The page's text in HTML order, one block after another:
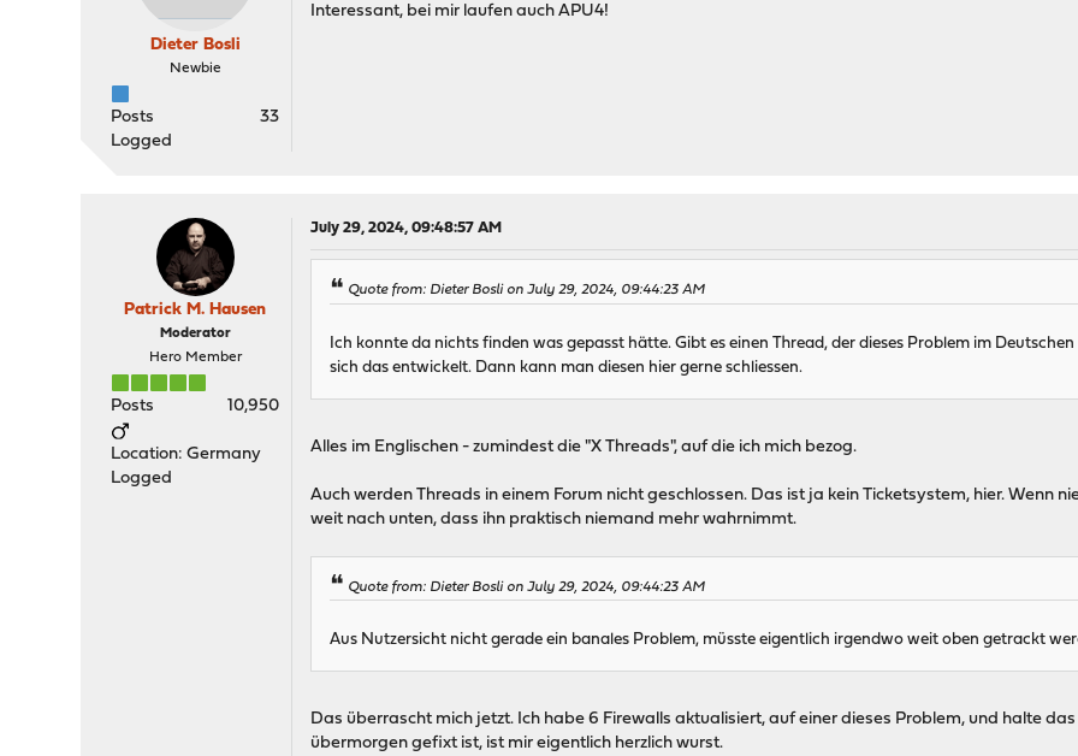
Dieter Bosli
Newbie
Posts
33
Logged
Interessant, bei mir laufen auch APU4!
Patrick M. Hausen
Moderator
Hero Member
Posts 10,950
Location: Germany
Logged
July 29, 2024, 09:48:57 AM
Quote from: Dieter Bosli on July 29, 2024, 09:44:23 AM
Ich konnte da nichts finden was gepasst hätte. Gibt es einen Thread, der dieses Problem im
sich das entwickelt. Dann kann man diesen hier gerne schliessen.
Alles im Englischen - zumindest die "X Threads", auf die ich mich bezog.
Auch werden Threads in einem Forum nicht geschlossen. Das ist ja kein Ticketsystem, hier. Wenn
weit nach unten, dass ihn praktisch niemand mehr wahrnimmt.
Quote from: Dieter Bosli on July 29, 2024, 09:44:23 AM
Aus Nutzersicht nicht gerade ein banales Problem, müsste eigentlich irgendwo weit oben getrackt
Das überrascht mich jetzt. Ich habe 6 Firewalls aktualisiert, auf einer dieses Problem, und halte
übermorgen gefixt ist, ist mir eigentlich herzlich wurst.